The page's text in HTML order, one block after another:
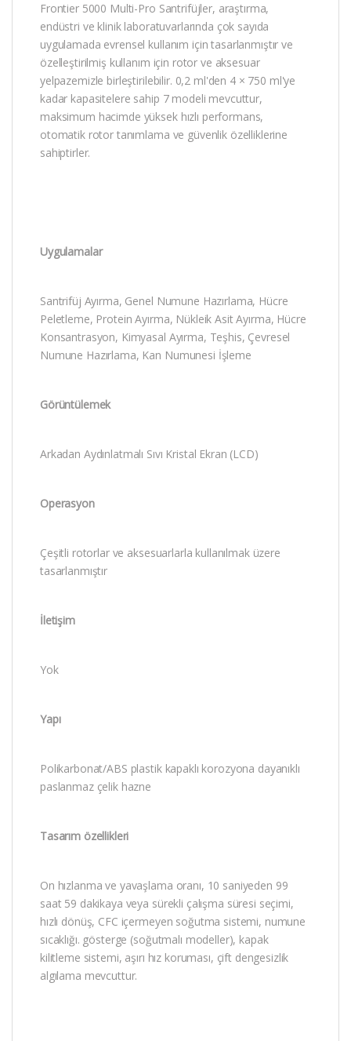
Frontier 5000 Multi-Pro Santrifüjler, araştırma,
endüstri ve klinik laboratuvarlarında çok sayıda
uygulamada evrensel kullanım için tasarlanmıştır ve
özelleştirilmiş kullanım için rotor ve aksesuar
yelpazemizle birleştirilebilir. 0,2 ml'den 4 × 750 ml'ye
kadar kapasitelere sahip 7 modeli mevcuttur,
maksimum hacimde yüksek hızlı performans,
otomatik rotor tanımlama ve güvenlik özelliklerine
sahiptirler.
Uygulamalar
Santrifüj Ayırma, Genel Numune Hazırlama, Hücre
Peletleme, Protein Ayırma, Nükleik Asit Ayırma, Hücre
Konsantrasyon, Kimyasal Ayırma, Teşhis, Çevresel
Numune Hazırlama, Kan Numunesi İşleme
Görüntülemek
Arkadan Aydınlatmalı Sıvı Kristal Ekran (LCD)
Operasyon
Çeşitli rotorlar ve aksesuarlarla kullanılmak üzere
tasarlanmıştır
İletişim
Yok
Yapı
Polikarbonat/ABS plastik kapaklı korozyona dayanıklı
paslanmaz çelik hazne
Tasarım özellikleri
On hızlanma ve yavaşlama oranı, 10 saniyeden 99
saat 59 dakikaya veya sürekli çalışma süresi seçimi,
hızlı dönüş, CFC içermeyen soğutma sistemi, numune
sıcaklığı. gösterge (soğutmalı modeller), kapak
kilitleme sistemi, aşırı hız koruması, çift dengesizlik
algılama mevcuttur.